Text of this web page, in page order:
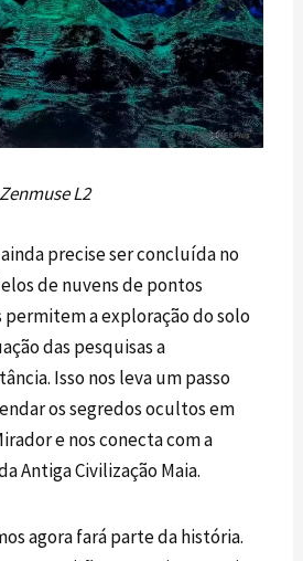
L2
precise ser concluída no
denuvens de pontos
permitem a exploração do solo
das pesquisas a
Isso nos leva um passo
os segredos ocultos em
e nos conecta com a
Antiga Civilização Maia.
agora fará parte da história.